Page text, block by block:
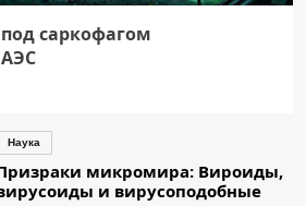
саркофагом
Наука
микромира: Вироиды,
и вирусоподобные